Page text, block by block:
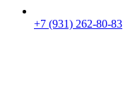
+7 (931) 262-80-83